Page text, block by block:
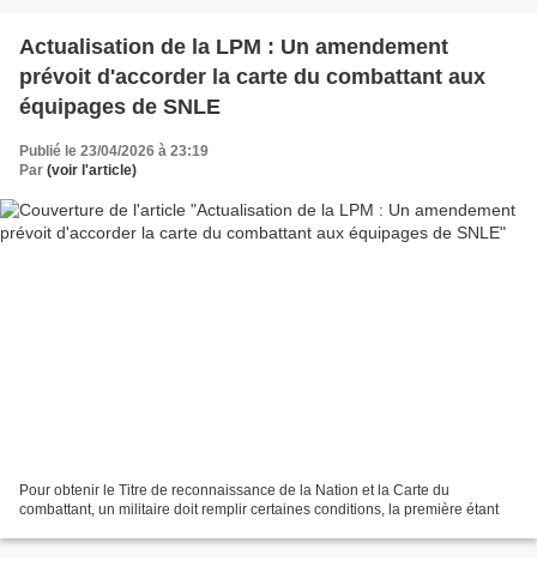
Actualisation de la LPM : Un amendement
prévoit d'accorder la carte du combattant aux
équipages de SNLE
Publié le 23/04/2026 à 23:19
Par (voir l'article)
Pour obtenir le Titre de reconnaissance de la Nation et la Carte du
combattant, un militaire doit remplir certaines conditions, la première étant